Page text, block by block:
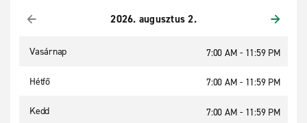
2026. augusztus 2.
Vasárnap 7:00 AM - 11:59 PM
Hétfő 7:00 AM - 11:59 PM
Kedd 7:00 AM - 11:59 PM